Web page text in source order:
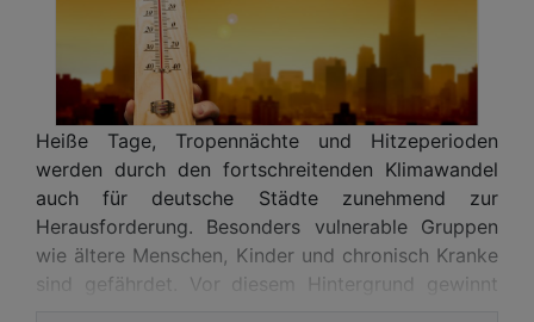
Heiße Tage, Tropennächte und Hitzeperioden
werden durch den fortschreitenden Klimawandel
auch für deutsche Städte zunehmend zur
Herausforderung. Besonders vulnerable Gruppen
wie ältere Menschen, Kinder und chronisch Kranke
sind gefährdet. Vor diesem Hintergrund gewinnt